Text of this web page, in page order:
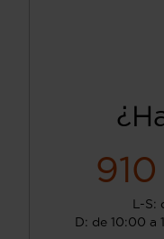
L-S:
D: de 10:00 a